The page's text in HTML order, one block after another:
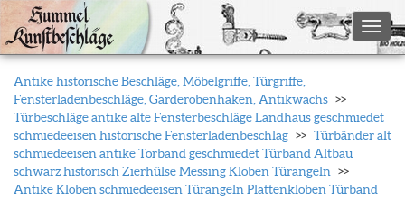
Antike historische Beschläge, Möbelgriffe, Türgriffe,
Fensterladenbeschläge, Garderobenhaken, Antikwachs
Türbeschläge antike alte Fensterbeschläge Landhaus geschmiedet
schmiedeeisen historische Fensterladenbeschlag
Türbänder alt
schmiedeeisen antike Torband geschmiedet Türband Altbau
schwarz historisch Zierhülse Messing Kloben Türangeln
Antike Kloben schmiedeeisen Türangeln Plattenkloben Türband